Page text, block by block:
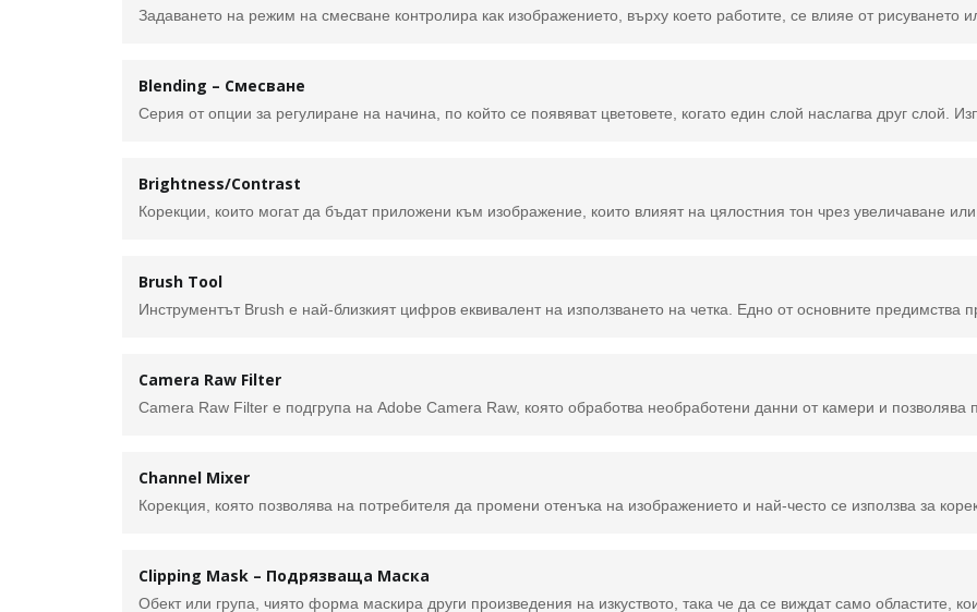
Blending – Смесване
Brightness/Contrast
Brush Tool
Camera Raw Filter
Channel Mixer
Clipping Mask – Подрязваща Маска